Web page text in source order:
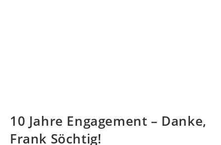
10 Jahre Engagement – Danke,
Frank Söchtig!